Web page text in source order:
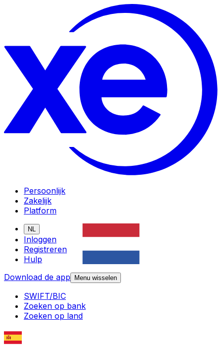
Persoonlijk
Zakelijk
Platform
NL
Inloggen
Registreren
Hulp
Download de app
Menu wisselen
SWIFT/BIC
Zoeken op bank
Zoeken op land